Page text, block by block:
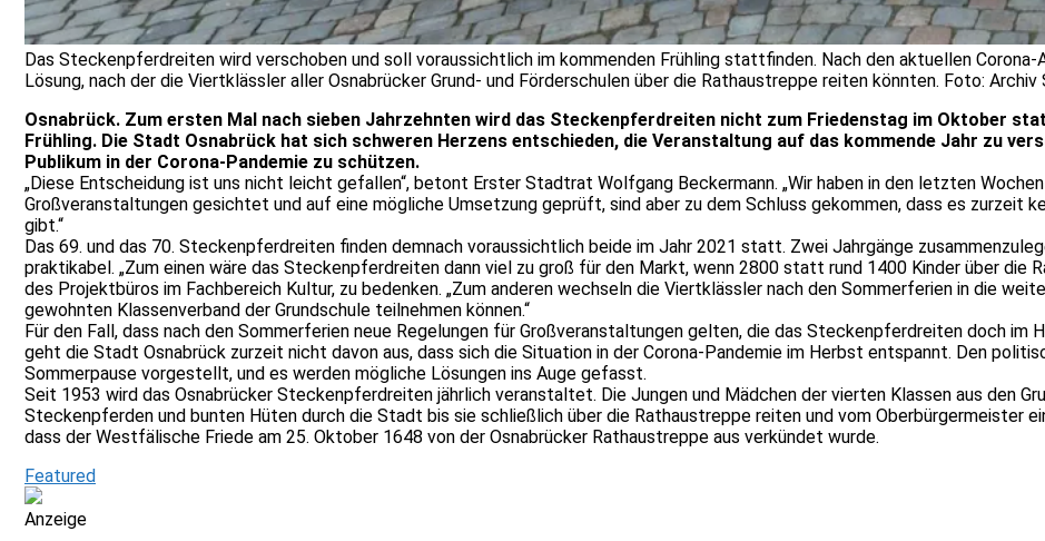
Das Steckenpferdreiten wird verschoben und soll voraussichtlich im kommenden Frühling stattfinden. Nach den aktuellen
Lösung, nach der die Viertklässler aller Osnabrücker Grund- und Förderschulen über die Rathaustreppe reiten könnten. Foto:
Osnabrück. Zum ersten Mal nach sieben Jahrzehnten wird das Steckenpferdreiten nicht zum Friedenstag im Oktober
Frühling. Die Stadt Osnabrück hat sich schweren Herzens entschieden, die Veranstaltung auf das kommende Jahr zu
Publikum in der Corona-Pandemie zu schützen.
„Diese Entscheidung ist uns nicht leicht gefallen“, betont Erster Stadtrat Wolfgang Beckermann. „Wir haben in den letzten
Großveranstaltungen gesichtet und auf eine mögliche Umsetzung geprüft, sind aber zu dem Schluss gekommen, dass es zurzeit
gibt.“
Das 69. und das 70. Steckenpferdreiten finden demnach voraussichtlich beide im Jahr 2021 statt. Zwei Jahrgänge
praktikabel. „Zum einen wäre das Steckenpferdreiten dann viel zu groß für den Markt, wenn 2800 statt rund 1400 Kinder über die
des Projektbüros im Fachbereich Kultur, zu bedenken. „Zum anderen wechseln die Viertklässler nach den Sommerferien in die
gewohnten Klassenverband der Grundschule teilnehmen können.“
Für den Fall, dass nach den Sommerferien neue Regelungen für Großveranstaltungen gelten, die das Steckenpferdreiten doch
geht die Stadt Osnabrück zurzeit nicht davon aus, dass sich die Situation in der Corona-Pandemie im Herbst entspannt. Den
Sommerpause vorgestellt, und es werden mögliche Lösungen ins Auge gefasst.
Seit 1953 wird das Osnabrücker Steckenpferdreiten jährlich veranstaltet. Die Jungen und Mädchen der vierten Klassen aus den
Steckenpferden und bunten Hüten durch die Stadt bis sie schließlich über die Rathaustreppe reiten und vom Oberbürgermeister
dass der Westfälische Friede am 25. Oktober 1648 von der Osnabrücker Rathaustreppe aus verkündet wurde.
Featured
Anzeige